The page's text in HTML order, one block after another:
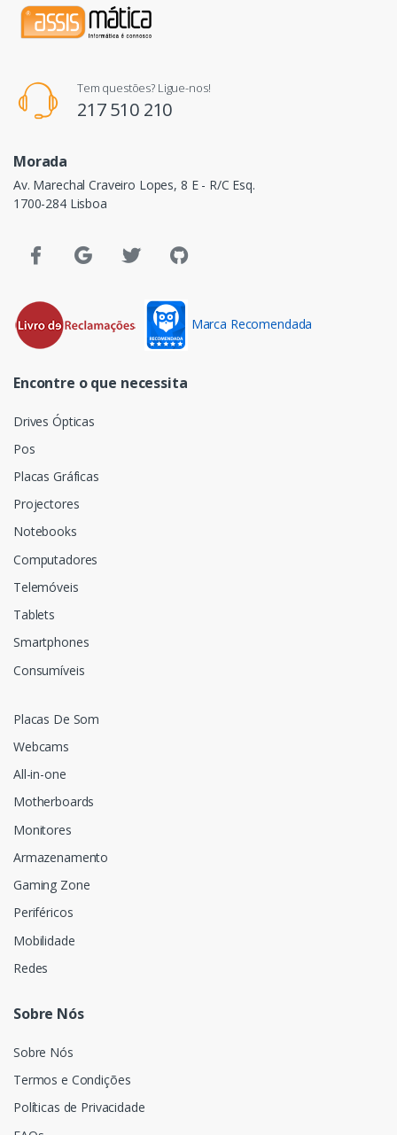
Tem questões? Ligue-nos!
217 510 210
Morada
Av. Marechal Craveiro Lopes, 8 E - R/C Esq.
1700-284 Lisboa
Marca Recomendada
Encontre o que necessita
Drives Ópticas
Pos
Placas Gráficas
Projectores
Notebooks
Computadores
Telemóveis
Tablets
Smartphones
Consumíveis
Placas De Som
Webcams
All-in-one
Motherboards
Monitores
Armazenamento
Gaming Zone
Periféricos
Mobilidade
Redes
Sobre Nós
Sobre Nós
Termos e Condições
Políticas de Privacidade